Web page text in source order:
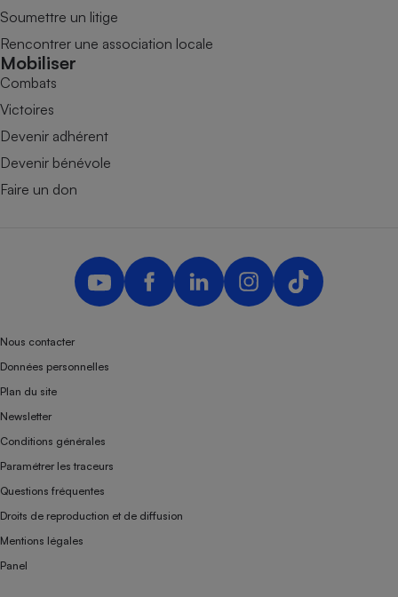
Soumettre un litige
Rencontrer une association locale
Mobiliser
Combats
Victoires
Devenir adhérent
Devenir bénévole
Faire un don
Nous contacter
Données personnelles
Plan du site
Newsletter
Conditions générales
Paramétrer les traceurs
Questions fréquentes
Droits de reproduction et de diffusion
Mentions légales
Panel